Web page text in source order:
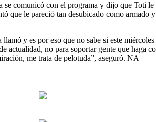
se comunicó con el programa y dijo que Toti
que le pareció tan desubicado como armado
y es por eso que no sabe si este
actualidad, no para soportar gente que haga
me trata de pelotuda”, aseguró. NA